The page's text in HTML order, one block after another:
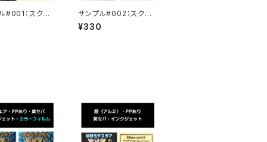
#001：スクエ
サンプル#002：スクエ
ア/PP/インクジェット/
黄セパ
¥330